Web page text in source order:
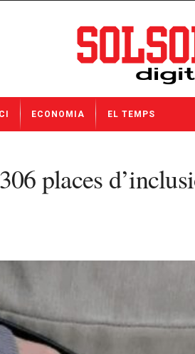
ECONOMIA EL TEMPS
places